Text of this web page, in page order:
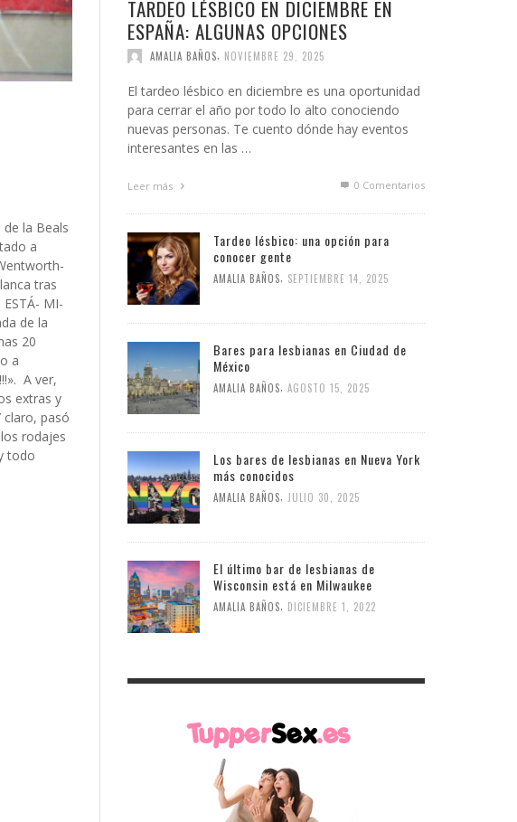
la Beals
a
tras
MI-
de la
20
a
A ver,
extras y
claro, pasó
rodajes
todo
TARDEO LÉSBICO EN DICIEMBRE EN
ESPAÑA: ALGUNAS OPCIONES
AMALIA BAÑOS, NOVIEMBRE 29, 2025
El tardeo lésbico en diciembre es una oportunidad
para cerrar el año por todo lo alto conociendo
nuevas personas. Te cuento dónde hay eventos
interesantes en las …
Leer más 0 Comentarios
Tardeo lésbico: una opción para
conocer gente
AMALIA BAÑOS SEPTIEMBRE 14, 2025
Bares para lesbianas en Ciudad de
México
AMALIA BAÑOS AGOSTO 15, 2025
Los bares de lesbianas en Nueva York
más conocidos
AMALIA BAÑOS JULIO 30, 2025
El último bar de lesbianas de
Wisconsin está en Milwaukee
AMALIA BAÑOS DICIEMBRE 1, 2022